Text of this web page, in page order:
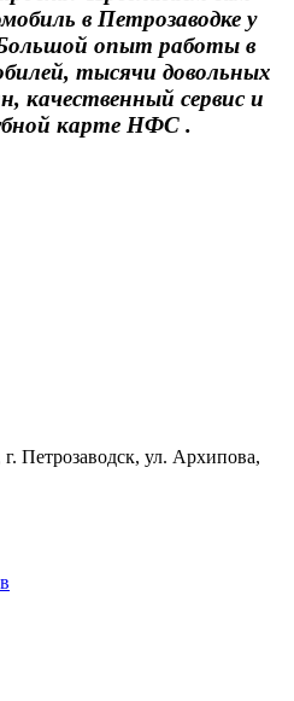
в Петрозаводке у
опыт работы в
тысячи довольных
качественный сервис и
карте НФС .
Петрозаводск, ул. Архипова,